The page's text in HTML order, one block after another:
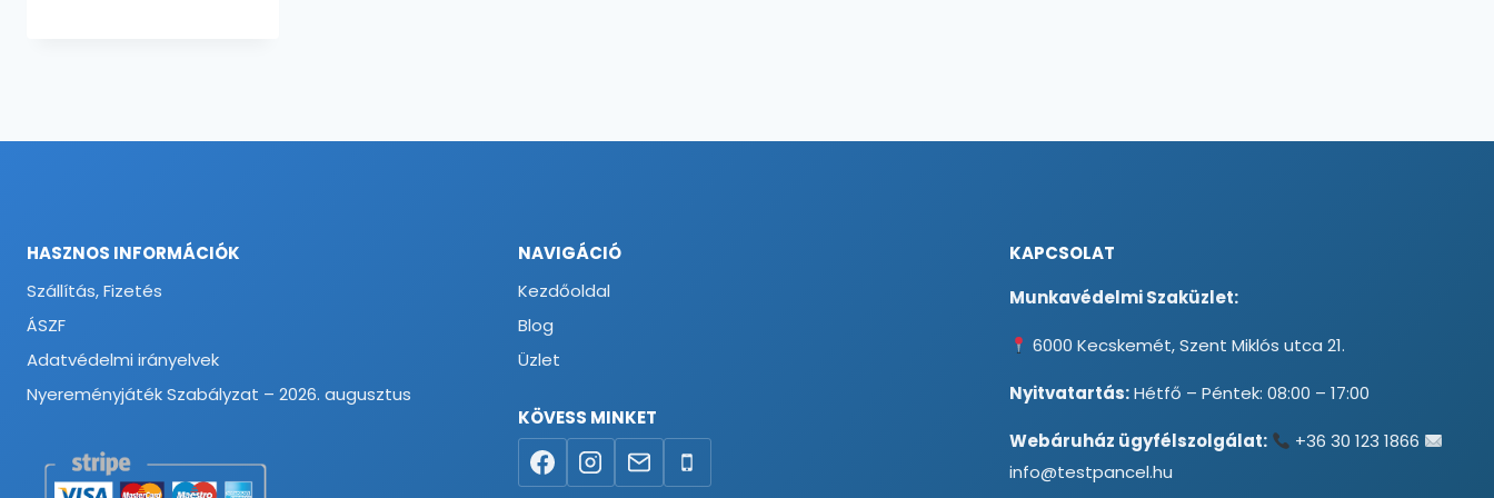
HASZNOS INFORMÁCIÓK
Szállítás, Fizetés
ÁSZF
Adatvédelmi irányelvek
Nyereményjáték Szabályzat – 2026. augusztus
NAVIGÁCIÓ
Kezdőoldal
Blog
Üzlet
KÖVESS MINKET
KAPCSOLAT
Munkavédelmi Szaküzlet:
6000 Kecskemét, Szent Miklós utca 21.
Nyitvatartás:Hétfő – Péntek: 08:00 – 17:00
Webáruház ügyfélszolgálat:
+36 30 123 1866
info@testpancel.hu